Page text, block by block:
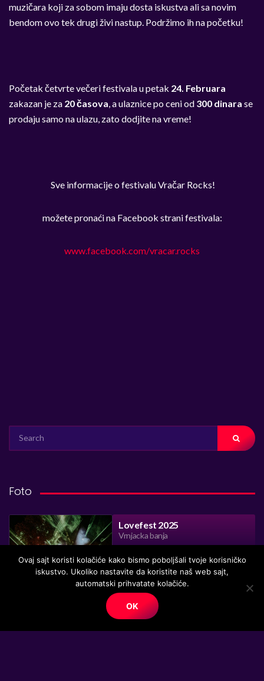
muzičara koji za sobom imaju dosta iskustva ali sa novim
bendom ovo tek drugi živi nastup. Podržimo ih na početku!
Početak četvrte večeri festivala u petak 24. Februara
zakazan je za 20 časova , a ulaznice po ceni od 300 dinara se
prodaju samo na ulazu, zato dodjite na vreme!
Sve informacije o festivalu Vračar Rocks!
možete pronaći na Facebook strani festivala:
www.facebook.com/vracar.rocks
FOR:
Foto
Lovefest 2025
Vrnjacka banja
VIEW SET
Exit festival 2025
Novi Sad, Petrovaradin tvrdjava
Ovaj sajt koristi kolačiće kako bismo poboljšali tvoje korisničko
iskustvo. Ukoliko nastavite da koristite naš web sajt,
automatski prihvatate kolačiće.
OK